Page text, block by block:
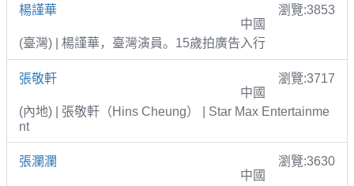
楊謹華
瀏覽:3853
中國
(臺灣) | 楊謹華，臺灣演員。15歲拍廣告入行
張敬軒
瀏覽:3717
中國
(內地) | 張敬軒（Hins Cheung） | Star Max Entertainme
nt
張瀾瀾
瀏覽:3630
中國